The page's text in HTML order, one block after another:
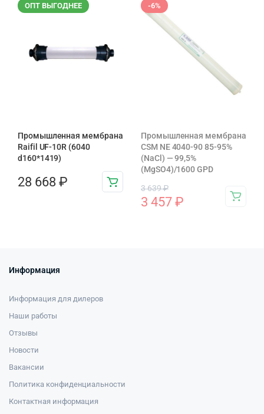
ОПТ ВЫГОДНЕЕ
Промышленная мембрана
Raifil UF-10R (6040
d160*1419)
28 668 ₽
-6%
Промышленная мембрана
CSM NE 4040-90 85-95%
(NaCl) — 99,5%
(MgSO4)/1600 GPD
3 639₽
3 457 ₽
Информация
Информация для дилеров
Наши работы
Отзывы
Новости
Вакансии
Политика конфиденциальности
Контактная информация